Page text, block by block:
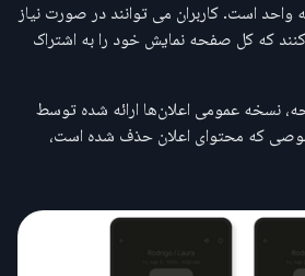
واحد است. کاربران می توانند در صورت نیاز
که کل صفحه نمایش خود را به اشتراک
نسخه عمومی اعلان‌ها ارائه شده توسط
که محتوای اعلان حذف شده است،